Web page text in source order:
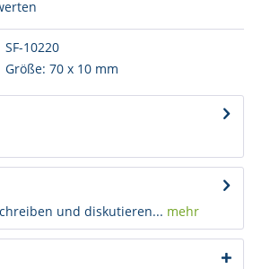
SF-10220
Größe: 70 x 10 mm
und diskutieren... mehr